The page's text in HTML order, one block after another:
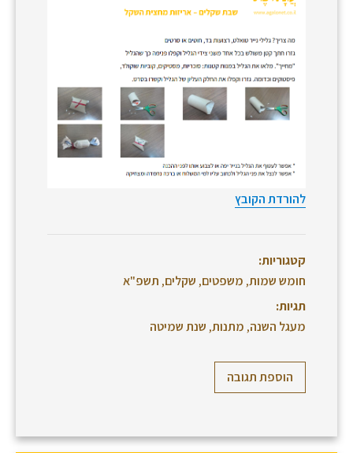
להורדת הקובץ
קטגוריות:
חומש שמות, משפטים, שקלים, תשפ"א
תגיות:
מעגל השנה, מתנות, שנת שמיטה
הוספת תגובה